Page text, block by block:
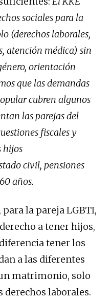
sociales para la
(derechos laborales,
atención médica) sin
orientación
que las demandas
cubren algunos
las parejas del
fiscales y
hijos
civil, pensiones
años.
la pareja LGBTI,
a tener hijos,
tener los
a las diferentes
matrimonio, solo
laborales.